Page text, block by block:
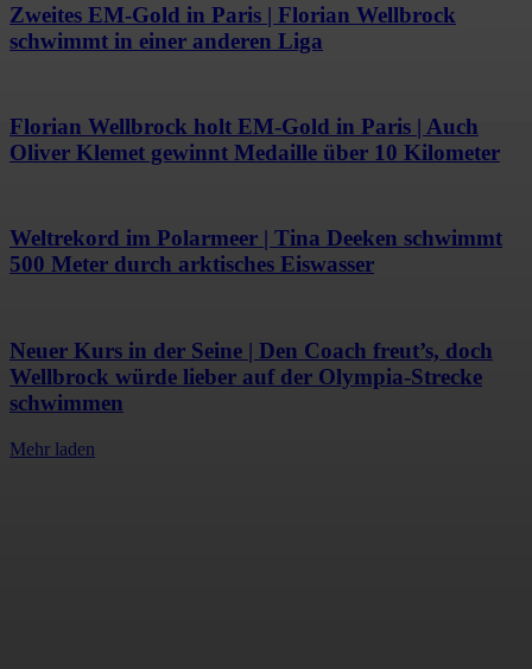
Zweites EM-Gold in Paris | Florian Wellbrock
schwimmt in einer anderen Liga
Florian Wellbrock holt EM-Gold in Paris | Auch
Oliver Klemet gewinnt Medaille über 10 Kilometer
Weltrekord im Polarmeer | Tina Deeken schwimmt
500 Meter durch arktisches Eiswasser
Neuer Kurs in der Seine | Den Coach freut’s, doch
Wellbrock würde lieber auf der Olympia-Strecke
schwimmen
Mehr laden